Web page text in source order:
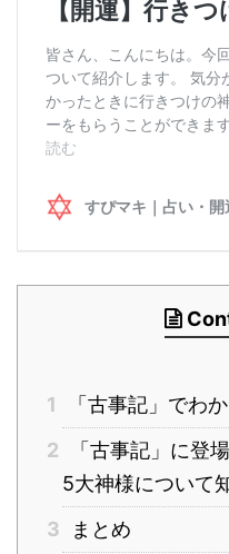
1
「古事記」でわ
2
「古事記」に登
5大神様について
3
まとめ